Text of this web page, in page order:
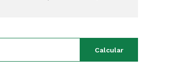
Calcular